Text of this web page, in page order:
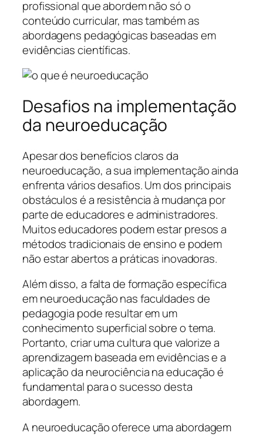
profissional que abordem não só o
conteúdo curricular, mas também as
abordagens pedagógicas baseadas em
evidências científicas.
Desafios na implementação
da neuroeducação
Apesar dos benefícios claros da
neuroeducação, a sua implementação ainda
enfrenta vários desafios. Um dos principais
obstáculos é a resistência à mudança por
parte de educadores e administradores.
Muitos educadores podem estar presos a
métodos tradicionais de ensino e podem
não estar abertos a práticas inovadoras.
Além disso, a falta de formação específica
em neuroeducação nas faculdades de
pedagogia pode resultar em um
conhecimento superficial sobre o tema.
Portanto, criar uma cultura que valorize a
aprendizagem baseada em evidências e a
aplicação da neurociência na educação é
fundamental para o sucesso desta
abordagem.
A neuroeducação oferece uma abordagem